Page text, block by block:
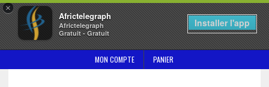
×
Africtelegraph
Africtelegraph
Gratuit - Gratuit
Installer l'app
MON COMPTE PANIER